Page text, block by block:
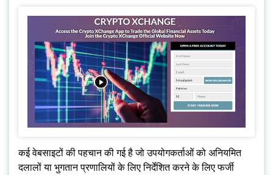
कई वेबसाइटों की पहचान की गई है जो उपयोगकर्ताओं को अनियमित
दलालों या भुगतान प्रणालियों के लिए निर्देशित करने के लिए फर्जी